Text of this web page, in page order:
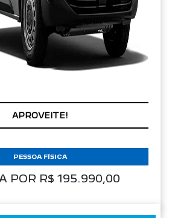
APROVEITE!
POR R$ 195.990,00
PESSOA FÍSICA